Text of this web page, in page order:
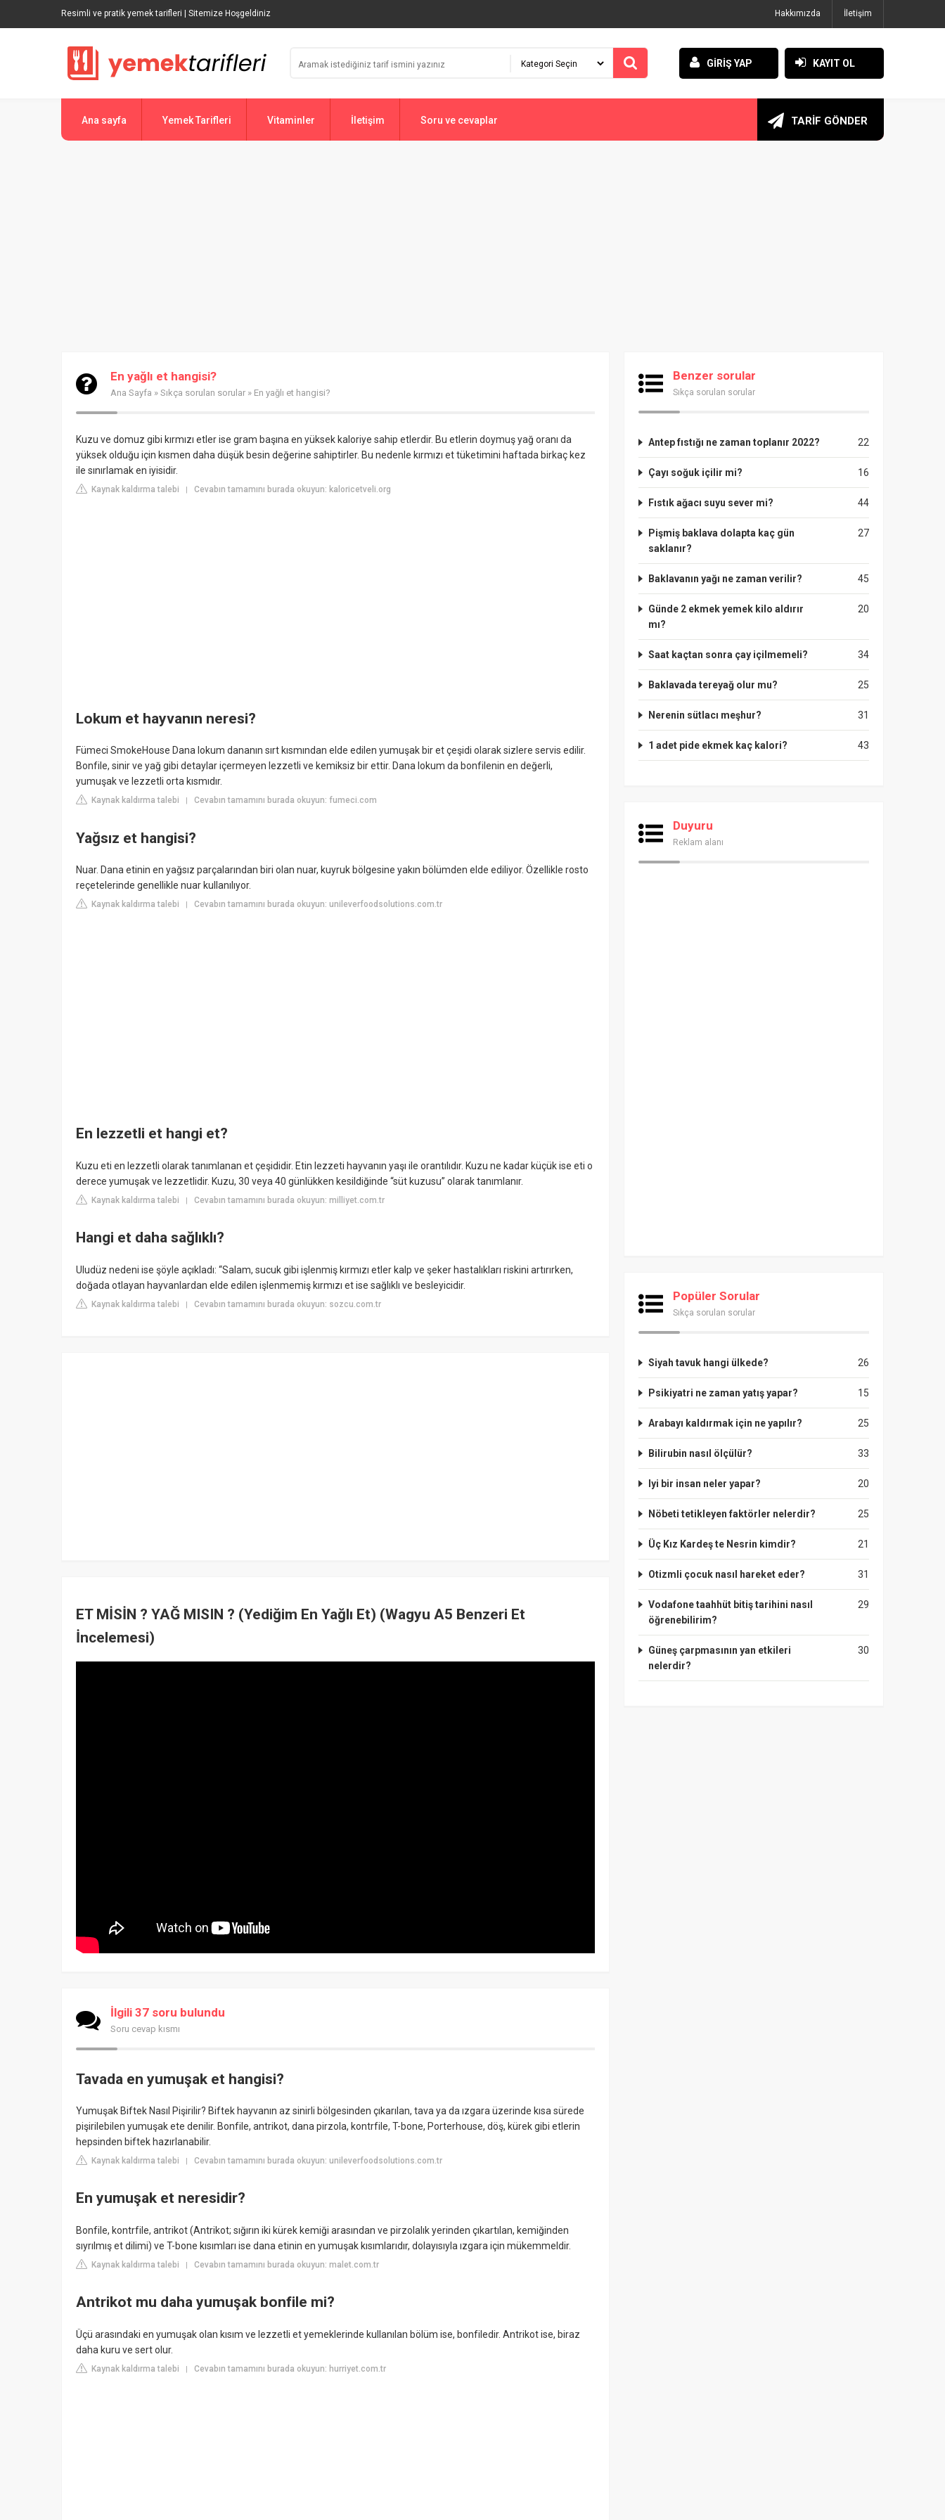
Resimli ve pratik yemek tarifleri | Sitemize Hoşgeldiniz Hakkımızda İletişim
GİRİŞ YAP KAYIT OL
Ana sayfa Yemek Tarifleri Vitaminler İletişim Soru ve cevaplar TARİF GÖNDER
En yağlı et hangisi?
Ana Sayfa » Sıkça sorulan sorular » En yağlı et hangisi?
Kuzu ve domuz gibi kırmızı etler ise gram başına en yüksek kaloriye sahip etlerdir. Bu etlerin doymuş yağ oranı da
yüksek olduğu için kısmen daha düşük besin değerine sahiptirler. Bu nedenle kırmızı et tüketimini haftada birkaç kez
ile sınırlamak en iyisidir.
Kaynak kaldırma talebi | Cevabın tamamını burada okuyun: kaloricetveli.org
Lokum et hayvanın neresi?
Fümeci SmokeHouse Dana lokum dananın sırt kısmından elde edilen yumuşak bir et çeşidi olarak sizlere servis edilir.
Bonfile, sinir ve yağ gibi detaylar içermeyen lezzetli ve kemiksiz bir ettir. Dana lokum da bonfilenin en değerli,
yumuşak ve lezzetli orta kısmıdır.
Kaynak kaldırma talebi Cevabın tamamını burada okuyun: fumeci.com
Yağsız et hangisi?
Nuar. Dana etinin en yağsız parçalarından biri olan nuar, kuyruk bölgesine yakın bölümden elde ediliyor. Özellikle rosto
reçetelerinde genellikle nuar kullanılıyor.
Kaynak kaldırma talebi Cevabın tamamını burada okuyun: unileverfoodsolutions.com.tr
En lezzetli et hangi et?
Kuzu eti en lezzetli olarak tanımlanan et çeşididir. Etin lezzeti hayvanın yaşı ile orantılıdır. Kuzu ne kadar küçük ise eti o
derece yumuşak ve lezzetlidir. Kuzu, 30 veya 40 günlükken kesildiğinde “süt kuzusu” olarak tanımlanır.
Kaynak kaldırma talebi | Cevabın tamamını burada okuyun: milliyet.com.tr
Hangi et daha sağlıklı?
Uludüz nedeni ise şöyle açıkladı: “Salam, sucuk gibi işlenmiş kırmızı etler kalp ve şeker hastalıkları riskini artırırken,
doğada otlayan hayvanlardan elde edilen işlenmemiş kırmızı et ise sağlıklı ve besleyicidir.
Kaynak kaldırma talebi | Cevabın tamamını burada okuyun: sozcu.com.tr
ET MİSİN ? YAĞ MISIN ? (Yediğim En Yağlı Et) (Wagyu A5 Benzeri Et
İncelemesi)
İlgili 37 soru bulundu
Soru cevap kısmı
Tavada en yumuşak et hangisi?
Yumuşak Biftek Nasıl Pişirilir? Biftek hayvanın az sinirli bölgesinden çıkarılan, tava ya da ızgara üzerinde kısa sürede
pişirilebilen yumuşak ete denilir. Bonfile, antrikot, dana pirzola, kontrfile, T-bone, Porterhouse, döş, kürek gibi etlerin
hepsinden biftek hazırlanabilir.
Kaynak kaldırma talebi | Cevabın tamamını burada okuyun: unileverfoodsolutions.com.tr
En yumuşak et neresidir?
Bonfile, kontrfile, antrikot (Antrikot; sığırın iki kürek kemiği arasından ve pirzolalık yerinden çıkartılan, kemiğinden
sıyrılmış et dilimi) ve T-bone kısımları ise dana etinin en yumuşak kısımlarıdır, dolayısıyla ızgara için mükemmeldir.
Kaynak kaldırma talebi | Cevabın tamamını burada okuyun: malet.com.tr
Antrikot mu daha yumuşak bonfile mi?
Üçü arasındaki en yumuşak olan kısım ve lezzetli et yemeklerinde kullanılan bölüm ise, bonfiledir. Antrikot ise, biraz
daha kuru ve sert olur.
Kaynak kaldırma talebi | Cevabın tamamını burada okuyun: hurriyet.com.tr
Benzer sorular
Sıkça sorulan sorular
22
Antep fıstığı ne zaman toplanır 2022?
16
Çayı soğuk içilir mi?
44
Fıstık ağacı suyu sever mi?
27
Pişmiş baklava dolapta kaç gün
saklanır?
45
Baklavanın yağı ne zaman verilir?
20
Günde 2 ekmek yemek kilo aldırır
mı?
34
Saat kaçtan sonra çay içilmemeli?
25
Baklavada tereyağ olur mu?
31
Nerenin sütlacı meşhur?
43
1 adet pide ekmek kaç kalori?
Duyuru
Reklam alanı
Popüler Sorular
Sıkça sorulan sorular
26
Siyah tavuk hangi ülkede?
15
Psikiyatri ne zaman yatış yapar?
25
Arabayı kaldırmak için ne yapılır?
33
Bilirubin nasıl ölçülür?
20
Iyi bir insan neler yapar?
25
Nöbeti tetikleyen faktörler nelerdir?
21
Üç Kız Kardeş te Nesrin kimdir?
31
Otizmli çocuk nasıl hareket eder?
29
Vodafone taahhüt bitiş tarihini nasıl
öğrenebilirim?
30
Güneş çarpmasının yan etkileri
nelerdir?